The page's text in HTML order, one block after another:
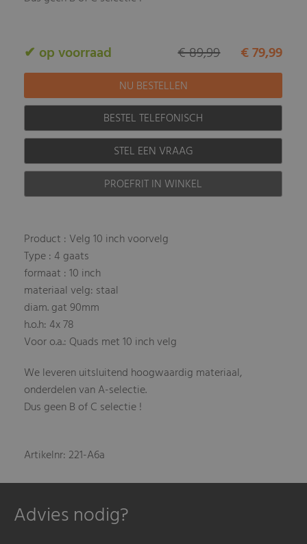
✔ op voorraad € 79,99
€ 89,99
BESTEL TELEFONISCH
STEL EEN VRAAG
PROEFRIT IN WINKEL
Product : Velg 10 inch voorvelg
Type : 4 gaats
formaat : 10 inch
materiaal velg: staal
diam. gat 90mm
h.o.h: 4x 78
Voor o.a.: Quads met 10 inch velg
We leveren uitsluitend hoogwaardig materiaal,
onderdelen van A-selectie.
Dus geen B of C selectie !
Artikelnr: 221-A6a
Advies nodig?